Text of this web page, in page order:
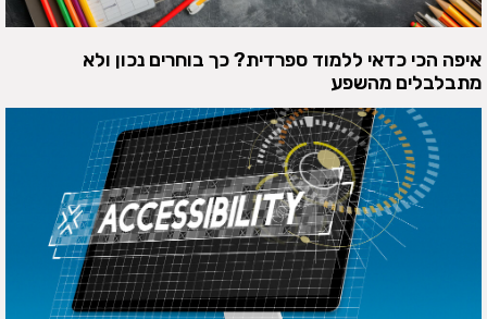
איפה הכי כדאי ללמוד ספרדית? כך בוחרים נכון ולא
מתבלבלים מהשפע